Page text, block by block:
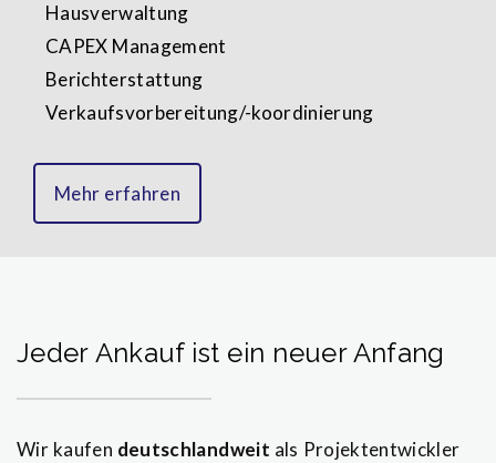
Hausverwaltung
CAPEX Management
Berichterstattung
Verkaufsvorbereitung/-koordinierung
Mehr erfahren
Jeder Ankauf ist ein neuer Anfang
Wir kaufen deutschlandweit als Projektentwickler